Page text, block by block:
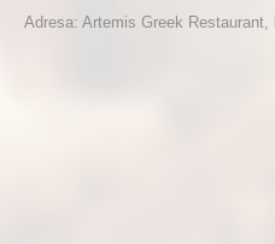
Adresa: Artemis Greek Restaurant,